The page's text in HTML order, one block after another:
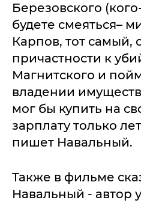
Березовского
будете смеяться–
Карпов, тот самый,
причастности к
Магнитского и
владении
мог бы купить на
зарплату только
пишет Навальный.
Также в фильме
Навальный - автор